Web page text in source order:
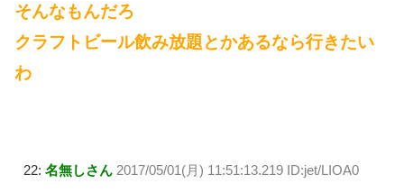
そんなもんだろ
クラフトビール飲み放題とかあるなら行きたい
わ
22: 名無しさん 2017/05/01(月) 11:51:13.219 ID:jet/LIOA0